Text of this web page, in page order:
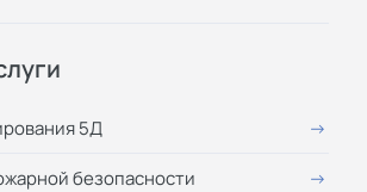
5Д
безопасности